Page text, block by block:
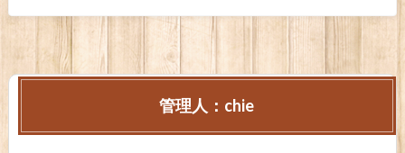
管理人：chie